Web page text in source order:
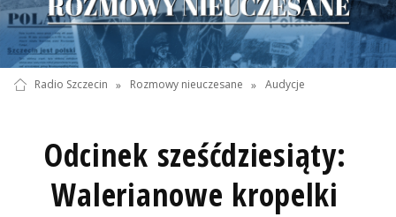
Radio Szczecin » Rozmowy nieuczesane » Audycje
Odcinek sześćdziesiąty:
Walerianowe kropelki